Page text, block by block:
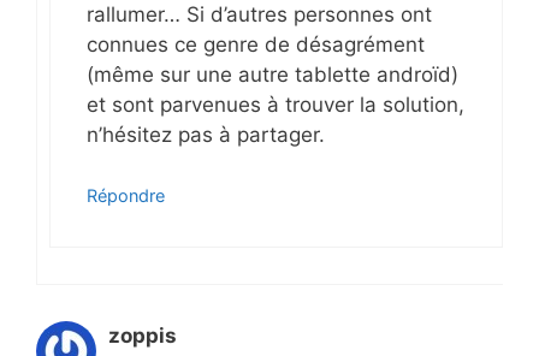
rallumer… Si d’autres personnes ont
connues ce genre de désagrément
(même sur une autre tablette androïd)
et sont parvenues à trouver la solution,
n’hésitez pas à partager.
Répondre
zoppis